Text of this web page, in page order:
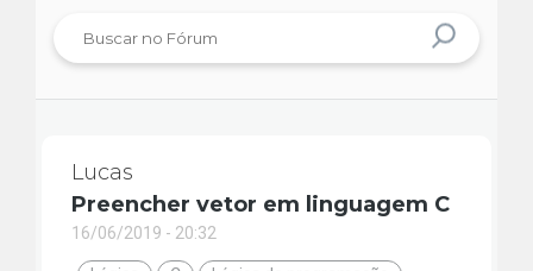
Lucas
Preencher vetor em linguagem C
16/06/2019 - 20:32